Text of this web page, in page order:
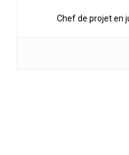
Chef de projet en